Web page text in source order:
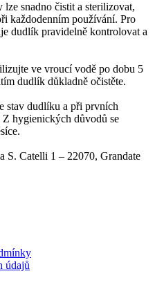
snadno čistit a sterilizovat,
každodenním používání. Pro
dudlík pravidelně kontrolovat a
ve vroucí vodě po dobu 5
dudlík důkladně očistěte.
stav dudlíku a při prvních
hygienických důvodů se
Catelli 1 – 22070, Grandate
údajů